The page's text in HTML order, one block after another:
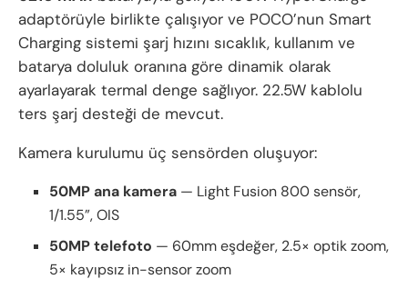
adaptörüyle birlikte çalışıyor ve POCO’nun Smart
Charging sistemi şarj hızını sıcaklık, kullanım ve
batarya doluluk oranına göre dinamik olarak
ayarlayarak termal denge sağlıyor. 22.5W kablolu
ters şarj desteği de mevcut.
Kamera kurulumu üç sensörden oluşuyor:
50MP ana kamera — Light Fusion 800 sensör,
1/1.55”, OIS
50MP telefoto — 60mm eşdeğer, 2.5× optik zoom,
5× kayıpsız in-sensor zoom